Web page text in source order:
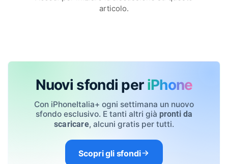
articolo.
Nuovi sfondi per iPhone
Con iPhoneItalia+ ogni settimana un nuovo
sfondo esclusivo. E tanti altri già pronti da
scaricare, alcuni gratis per tutti.
Scopri gli sfondi